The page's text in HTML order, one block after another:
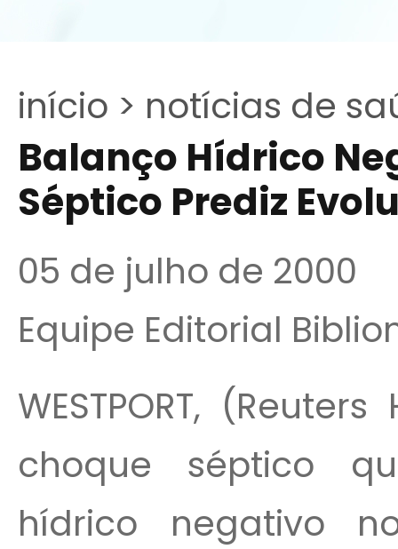
início > notícias de
Balanço Hídrico
Séptico Prediz
05 de julho de 2000
Equipe Editorial
WESTPORT,
choque séptico
hídrico negativo